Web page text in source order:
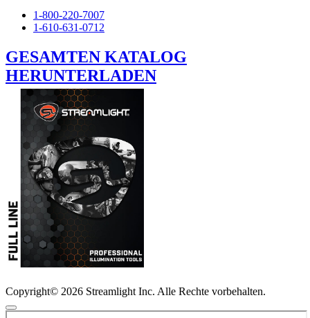
1-800-220-7007
1-610-631-0712
GESAMTEN KATALOG
HERUNTERLADEN
Copyright© 2026 Streamlight Inc. Alle Rechte vorbehalten.